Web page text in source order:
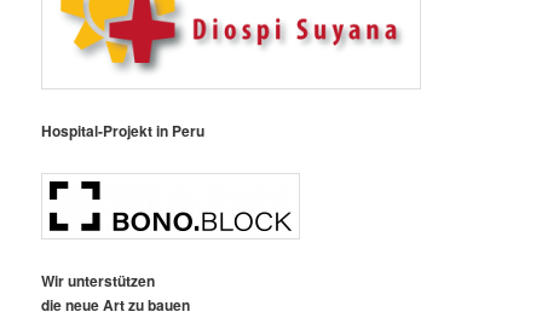
Hospital-Projekt in Peru
Wir unterstützen
die neue Art zu bauen